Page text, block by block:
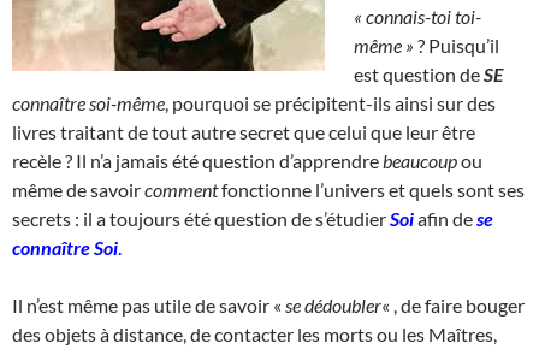
« connais-toi toi-
même » ? Puisqu’il
est question deSE
connaître soi-même , pourquoi se précipitent-ils ainsi sur des
livres traitant de tout autre secret que celui que leur être
recèle ? Il n’a jamais été question d’apprendre beaucoupou
même de savoircommentfonctionne l’univers et quels sont ses
secrets : il a toujours été question de s’étudierSoiafin dese
connaître Soi
Il n’est même pas utile de savoir « se dédoubler« , de faire bouger
des objets à distance, de contacter les morts ou les Maîtres,